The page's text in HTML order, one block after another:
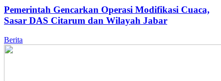
Pemerintah Gencarkan Operasi Modifikasi Cuaca,
Sasar DAS Citarum dan Wilayah Jabar
Berita